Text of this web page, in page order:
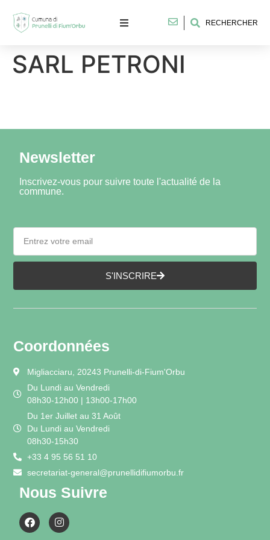
RECHERCHER
SARL PETRONI
Newsletter
Inscrivez-vous pour suivre toute l'actualité de la
commune.
S'INSCRIRE
Coordonnées
Migliacciaru, 20243 Prunelli-di-Fium'Orbu
Du Lundi au Vendredi
08h30-12h00 | 13h00-17h00
Du 1er Juillet au 31 Août
Du Lundi au Vendredi
08h30-15h30
+33 4 95 56 51 10
secretariat-general@prunellidifiumorbu.fr
Nous Suivre